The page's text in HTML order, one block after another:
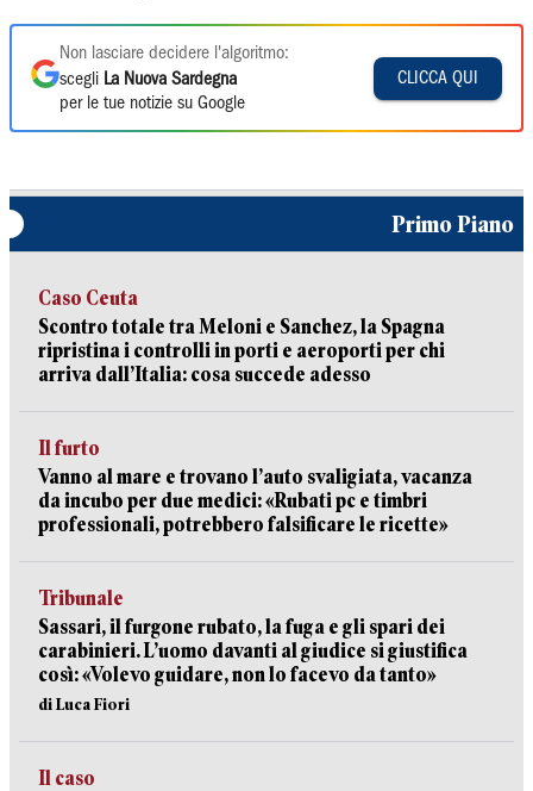
Non lasciare decidere l'algoritmo:
scegli La Nuova Sardegna
per le tue notizie su Google
CLICCA QUI
Primo Piano
Caso Ceuta
Scontro totale tra Meloni e Sanchez, la Spagna
ripristina i controlli in porti e aeroporti per chi
arriva dall’Italia: cosa succede adesso
Il furto
Vanno al mare e trovano l’auto svaligiata, vacanza
da incubo per due medici: «Rubati pc e timbri
professionali, potrebbero falsificare le ricette»
Tribunale
Sassari, il furgone rubato, la fuga e gli spari dei
carabinieri. L’uomo davanti al giudice si giustifica
così: «Volevo guidare, non lo facevo da tanto»
di Luca Fiori
Il caso